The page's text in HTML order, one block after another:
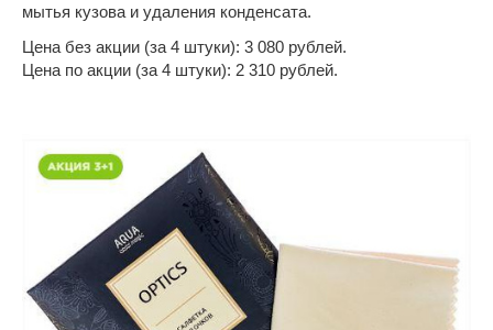
мытья кузова и удаления конденсата.
Цена без акции (за 4 штуки): 3 080 рублей.
Цена по акции (за 4 штуки): 2 310 рублей.